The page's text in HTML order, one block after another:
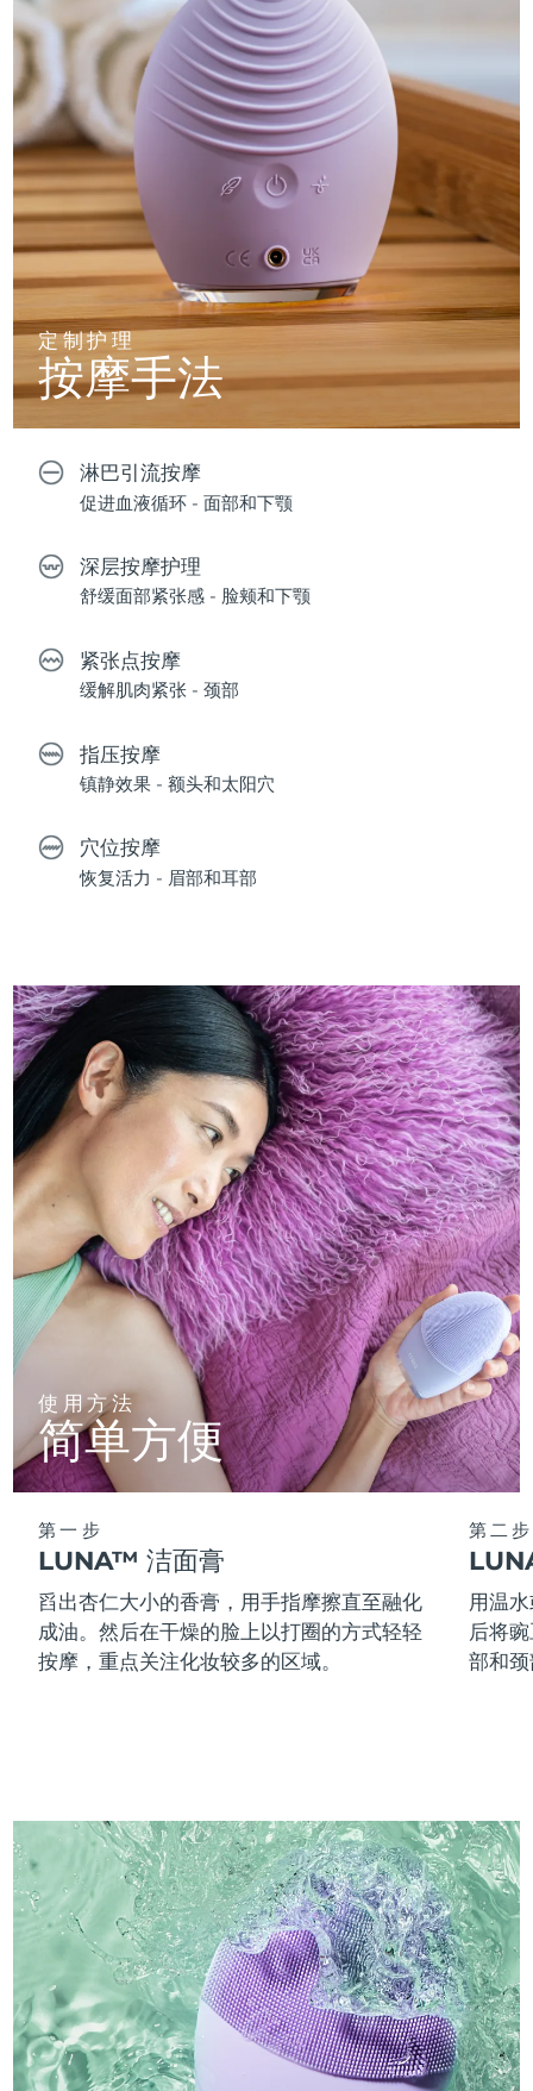
定制护理
按摩手法
淋巴引流按摩
促进血液循环 - 面部和下颚
深层按摩护理
舒缓面部紧张感 - 脸颊和下颚
紧张点按摩
缓解肌肉紧张 - 颈部
指压按摩
镇静效果 - 额头和太阳穴
穴位按摩
恢复活力 - 眉部和耳部
使用方法
简单方便
第一步
LUNA™ 洁面膏
舀出杏仁大小的香膏，用手指摩擦直至融化
成油。然后在干燥的脸上以打圈的方式轻轻
按摩，重点关注化妆较多的区域。
第二步
用温
后将
部和